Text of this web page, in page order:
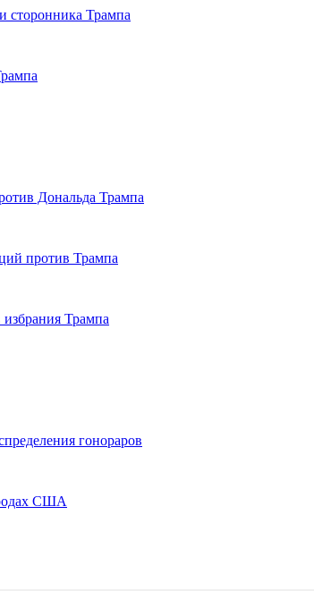
сторонника Трампа
Дональда Трампа
против Трампа
Трампа
гонораров
США